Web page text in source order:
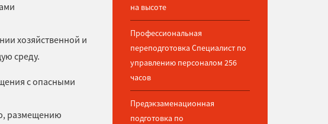
хозяйственной и
среду.
с опасными
размещению
на высоте
Профессиональная
переподготовка Специалист по
управлению персоналом 256
часов
Предэкзаменационная
подготовка по